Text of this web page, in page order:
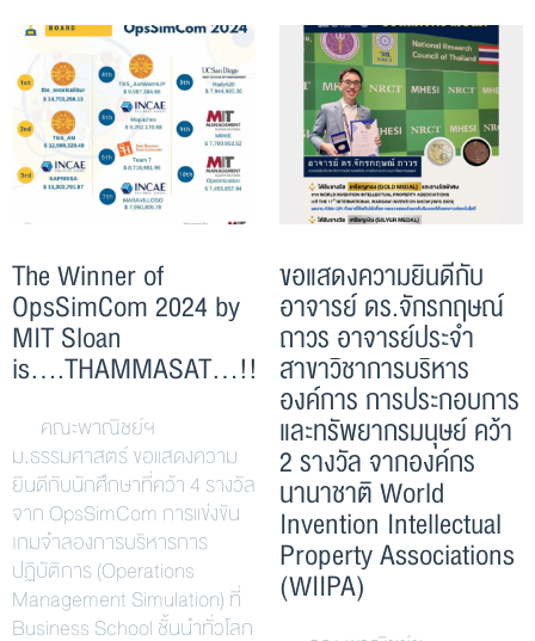
The Winner of
OpsSimCom 2024 by
MIT Sloan
is….THAMMASAT…!!
คณะพาณิชย์ฯ
ม.ธรรมศาสตร์ ขอแสดงความ
ยินดีกับนักศึกษาที่คว้า 4 รางวัล
จาก OpsSimCom การแข่งขัน
เกมจำลองการบริหารการ
ปฏิบัติการ (Operations
Management Simulation) ที่
Business School ชั้นนำทั่วโลก
ขอแสดงความยินดีกับ
อาจารย์ ดร.จักรกฤษณ์
ถาวร อาจารย์ประจำ
สาขาวิชาการบริหาร
องค์การ การประกอบการ
และทรัพยากรมนุษย์ คว้า
2 รางวัล จากองค์กร
นานาชาติ World
Invention Intellectual
Property Associations
(WIIPA)